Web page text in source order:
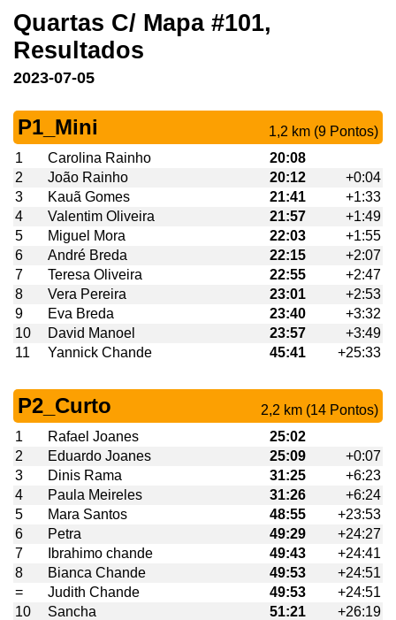
Quartas C/ Mapa #101,
Resultados
2023-07-05
P1_Mini
1,2 km (9 Pontos)
1
Carolina Rainho
20:08
2
João Rainho 20:12
+0:04
3
Kauã Gomes 21:41
+1:33
4
Valentim Oliveira 21:57
+1:49
5
Miguel Mora 22:03
+1:55
6
André Breda 22:15
+2:07
7
Teresa Oliveira 22:55
+2:47
8
Vera Pereira 23:01
+2:53
9
Eva Breda 23:40
+3:32
10
David Manoel 23:57
+3:49
11
Yannick Chande 45:41 +25:33
P2_Curto
2,2 km (14 Pontos)
1
Rafael Joanes
25:02
2
Eduardo Joanes 25:09
+0:07
3
Dinis Rama 31:25
+6:23
4
Paula Meireles 31:26
+6:24
5
Mara Santos 48:55
+23:53
6
Petra 49:29
+24:27
7
Ibrahimo chande 49:43
+24:41
8
Bianca Chande 49:53
+24:51
=
Judith Chande 49:53
+24:51
10
Sancha 51:21
+26:19